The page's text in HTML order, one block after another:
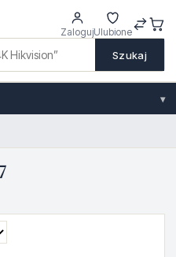
Szukaj
ZalogujUlubione
▾